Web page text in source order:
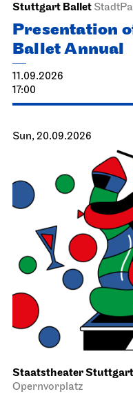
Stuttgart Ballet
Presentation
Ballet Annual
11.09.2026
17:00
Sun, 20.09.2026
Staatstheater Stuttgart
Opernvorplatz